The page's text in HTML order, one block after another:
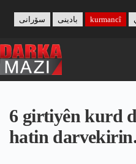
content
بادینی سۆرانی kurmancî
6 girtiyên kurd
hatin